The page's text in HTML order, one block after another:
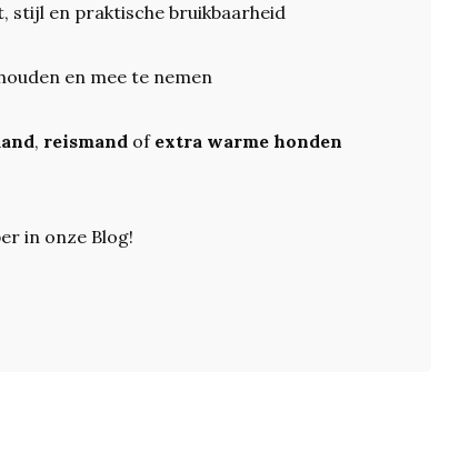
stijl en praktische bruikbaarheid
en mee te nemen
, reismand of extra warme honden
in onze Blog!